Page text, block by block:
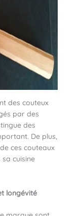
des couteux
par des
des
De plus,
ces couteaux
cuisine
longévité